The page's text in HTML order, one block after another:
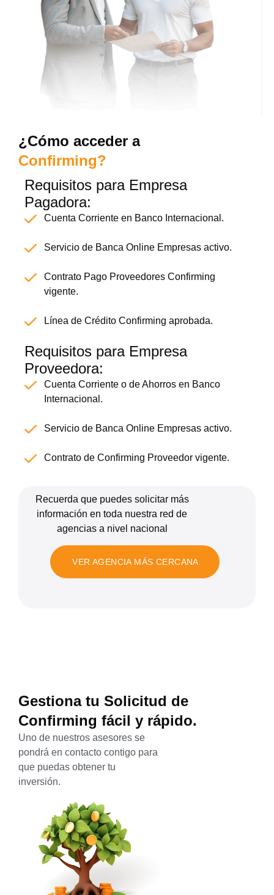
¿Cómo acceder a
Confirming?
Requisitos para Empresa
Pagadora:
Cuenta Corriente en Banco Internacional.
Servicio de Banca Online Empresas activo.
Contrato Pago Proveedores Confirming
vigente.
Línea de Crédito Confirming aprobada.
Requisitos para Empresa
Proveedora:
Cuenta Corriente o de Ahorros en Banco
Internacional.
Servicio de Banca Online Empresas activo.
Contrato de Confirming Proveedor vigente.
Recuerda que puedes solicitar más
información en toda nuestra red de
agencias a nivel nacional
VER AGENCIA MÁS CERCANA
Gestiona tu Solicitud de
Confirming fácil y rápido.
Uno de nuestros asesores se
pondrá en contacto contigo para
que puedas obtener tu
inversión.